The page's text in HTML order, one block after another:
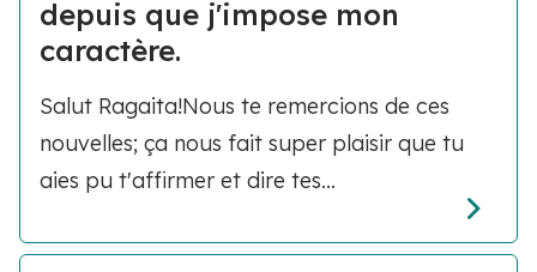
depuis que j'impose mon
caractère.
Salut Ragaita!Nous te remercions de ces
nouvelles; ça nous fait super plaisir que tu
aies pu t'affirmer et dire tes...